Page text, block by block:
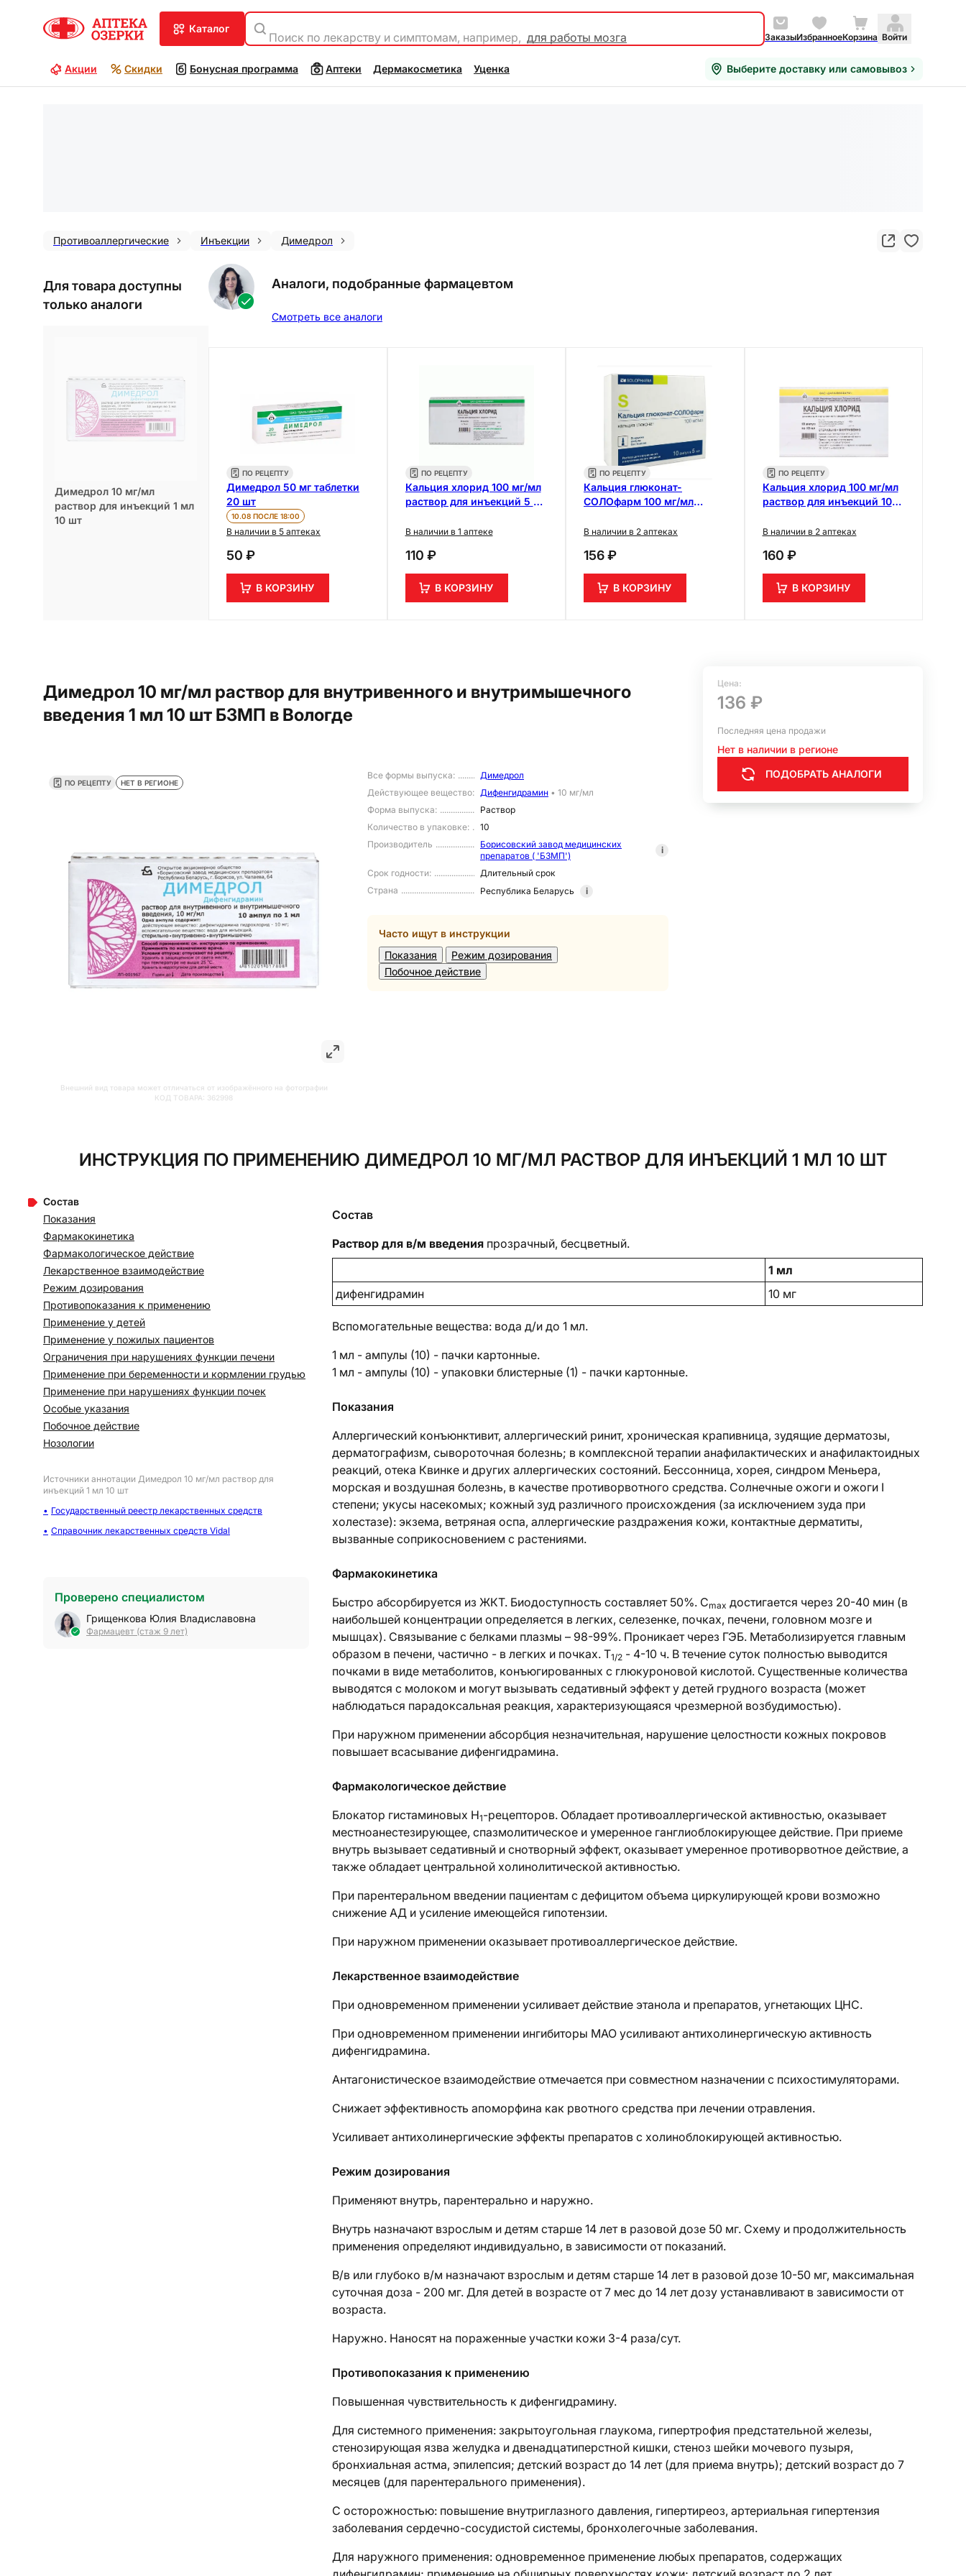
каталог
Поиск по лекарству и симптомам, например, для работы мозга ЗаказыИзбранноеКорзина Войти
Акции Скидки Бонусная программа Аптеки Дермакосметика Уценка Выберите доставку или самовывоз
Противоаллергические Инъекции Димедрол
Для товара доступны
только аналоги
Димедрол 10 мг/мл
раствор для инъекций 1 мл
10 шт
Аналоги, подобранные фармацевтом
Смотреть все аналоги
ПО РЕЦЕПТУ
Димедрол 50 мг таблетки
20 шт
10.08 ПОСЛЕ 18:00
В наличии в 5 аптеках
50 ₽
В КОРЗИНУ
ПО РЕЦЕПТУ
Кальция хлорид 100 мг/мл
раствор для инъекций 5 мл
В наличии в 1 аптеке
110 ₽
В КОРЗИНУ
ПО РЕЦЕПТУ
Кальция глюконат-
СОЛОфарм 100 мг/мл
10 шт
В наличии в 2 аптеках
156 ₽
В КОРЗИНУ
ПО РЕЦЕПТУ
Кальция хлорид 100 мг/мл
раствор для инъекций 10
В наличии в 2 аптеках
160 ₽
В КОРЗИНУ
Димедрол 10 мг/мл раствор для внутривенного и внутримышечного
введения 1 мл 10 шт БЗМП в Вологде
ПО РЕЦЕПТУ НЕТ В РЕГИОНЕ
Внешний вид товара может отличаться от изображённого на фотографии
КОД ТОВАРА: 362998
Все формы выпуска:
Димедрол
Действующее вещество: Дифенгидрамин • 10 мг/мл
Форма выпуска:
Раствор
Количество в упаковке:
10
Производитель
Борисовский завод медицинских
препаратов ( 'БЗМП')
i
Срок годности:
Длительный срок
Страна
Республика Беларусь i
Часто ищут в инструкции
Показания
Режим дозирования
Побочное действие
Цена:
136 ₽
Последняя цена продажи
Нет в наличии в регионе
ПОДОБРАТЬ АНАЛОГИ
ИНСТРУКЦИЯ ПО ПРИМЕНЕНИЮ ДИМЕДРОЛ 10 МГ/МЛ РАСТВОР ДЛЯ ИНЪЕКЦИЙ 1 МЛ 10 ШТ
Состав
Показания
Фармакокинетика
Фармакологическое действие
Лекарственное взаимодействие
Режим дозирования
Противопоказания к применению
Применение у детей
Применение у пожилых пациентов
Ограничения при нарушениях функции печени
Применение при беременности и кормлении грудью
Применение при нарушениях функции почек
Особые указания
Побочное действие
Нозологии
Источники аннотации Димедрол 10 мг/мл раствор для
инъекций 1 мл 10 шт
Государственный реестр лекарственных средств
Справочник лекарственных средств Vidal
Проверено специалистом
Грищенкова Юлия Владиславовна
Фармацевт (стаж 9 лет)
Состав
Раствор для в/м введения прозрачный, бесцветный.
1 мл
дифенгидрамин
10 мг
Вспомогательные вещества: вода д/и до 1 мл.
1 мл - ампулы (10) - пачки картонные.
1 мл - ампулы (10) - упаковки блистерные (1) - пачки картонные.
Показания
Аллергический конъюнктивит, аллергический ринит, хроническая крапивница, зудящие дерматозы,
дерматографизм, сывороточная болезнь; в комплексной терапии анафилактических и анафилактоидных
реакций, отека Квинке и других аллергических состояний. Бессонница, хорея, синдром Меньера,
морская и воздушная болезнь, в качестве противорвотного средства. Солнечные ожоги и ожоги I
степени; укусы насекомых; кожный зуд различного происхождения (за исключением зуда при
холестазе): экзема, ветряная оспа, аллергические раздражения кожи, контактные дерматиты,
вызванные соприкосновением с растениями.
Фармакокинетика
Быстро абсорбируется из ЖКТ. Биодоступность составляет 50%. Cmax достигается через 20-40 мин (в
наибольшей концентрации определяется в легких, селезенке, почках, печени, головном мозге и
мышцах). Связывание с белками плазмы – 98-99%. Проникает через ГЭБ. Метаболизируется главным
образом в печени, частично - в легких и почках. T1/2 - 4-10 ч. В течение суток полностью выводится
почками в виде метаболитов, конъюгированных с глюкуроновой кислотой. Существенные количества
выводятся с молоком и могут вызывать седативный эффект у детей грудного возраста (может
наблюдаться парадоксальная реакция, характеризующаяся чрезмерной возбудимостью).
При наружном применении абсорбция незначительная, нарушение целостности кожных покровов
повышает всасывание дифенгидрамина.
Фармакологическое действие
Блокатор гистаминовых Н1-рецепторов. Обладает противоаллергической активностью, оказывает
местноанестезирующее, спазмолитическое и умеренное ганглиоблокирующее действие. При приеме
внутрь вызывает седативный и снотворный эффект, оказывает умеренное противорвотное действие, а
также обладает центральной холинолитической активностью.
При парентеральном введении пациентам с дефицитом объема циркулирующей крови возможно
снижение АД и усиление имеющейся гипотензии.
При наружном применении оказывает противоаллергическое действие.
Лекарственное взаимодействие
При одновременном применении усиливает действие этанола и препаратов, угнетающих ЦНС.
При одновременном применении ингибиторы МАО усиливают антихолинергическую активность
дифенгидрамина.
Антагонистическое взаимодействие отмечается при совместном назначении с психостимуляторами.
Снижает эффективность апоморфина как рвотного средства при лечении отравления.
Усиливает антихолинергические эффекты препаратов с холиноблокирующей активностью.
Режим дозирования
Применяют внутрь, парентерально и наружно.
Внутрь назначают взрослым и детям старше 14 лет в разовой дозе 50 мг. Схему и продолжительность
применения определяют индивидуально, в зависимости от показаний.
В/в или глубоко в/м назначают взрослым и детям старше 14 лет в разовой дозе 10-50 мг, максимальная
суточная доза - 200 мг. Для детей в возрасте от 7 мес до 14 лет дозу устанавливают в зависимости от
возраста.
Наружно. Наносят на пораженные участки кожи 3-4 раза/сут.
Противопоказания к применению
Повышенная чувствительность к дифенгидрамину.
Для системного применения: закрытоугольная глаукома, гипертрофия предстательной железы,
стенозирующая язва желудка и двенадцатиперстной кишки, стеноз шейки мочевого пузыря,
бронхиальная астма, эпилепсия; детский возраст до 14 лет (для приема внутрь); детский возраст до 7
месяцев (для парентерального применения).
С осторожностью: повышение внутриглазного давления, гипертиреоз, артериальная гипертензия
заболевания сердечно-сосудистой системы, бронхолегочные заболевания.
Для наружного применения: одновременное применение любых препаратов, содержащих